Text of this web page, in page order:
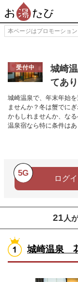
本ページはプロモーショ
受付中
城崎
てあ
城崎温泉で、年末年始
ませんか？冬は蟹でに
かもしれませんか、な
温泉宿なら特に条件は
5G
ログ
21 人
城崎温泉